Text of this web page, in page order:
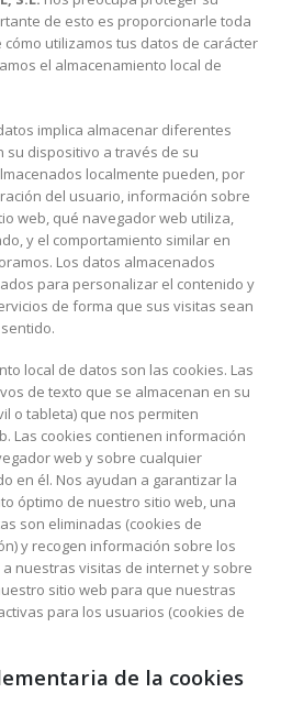
de esto es proporcionarle toda
utilizamos tus datos de carácter
el almacenamiento local de
implica almacenar diferentes
su dispositivo a través de su
localmente pueden, por
del usuario, información sobre
web, qué navegador web utiliza,
y el comportamiento similar en
Los datos almacenados
para personalizar el contenido y
de forma que sus visitas sean
local de datos son las cookies. Las
de texto que se almacenan en su
o tableta) que nos permiten
Las cookies contienen información
web y sobre cualquier
en él. Nos ayudan a garantizar la
óptimo de nuestro sitio web, una
son eliminadas (cookies de
y recogen información sobre los
nuestras visitas de internet y sobre
sitio web para que nuestras
para los usuarios (cookies de
de la cookies